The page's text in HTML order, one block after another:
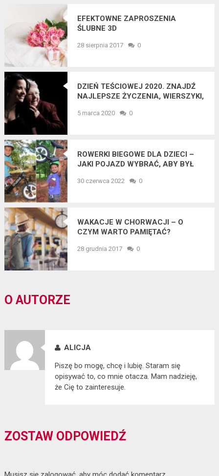
EFEKTOWNE ZAPROSZENIA
ŚLUBNE 3D
28 sierpnia 2017 0
DZIEŃ TEŚCIOWEJ 2020. ZNAJDŹ
NAJLEPSZE ŻYCZENIA, WIERSZYKI,
TEŚCIOWYCH!
5 marca 2020 0
ROWERKI BIEGOWE DLA DZIECI –
JAKI POJAZD WYBRAĆ, ABY BYŁ
30 czerwca 2022 0
WAKACJE W CHORWACJI – O
CZYM WARTO PAMIĘTAĆ?
28 grudnia 2017 0
O AUTORZE
ALICJA
Piszę bo mogę, chcę i lubię. Staram się
opisywać to, co mnie otacza. Mam nadzieję,
że Cię to zainteresuje.
ZOSTAW ODPOWIEDŹ